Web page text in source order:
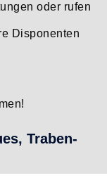
oder rufen
Disponenten
Traben-